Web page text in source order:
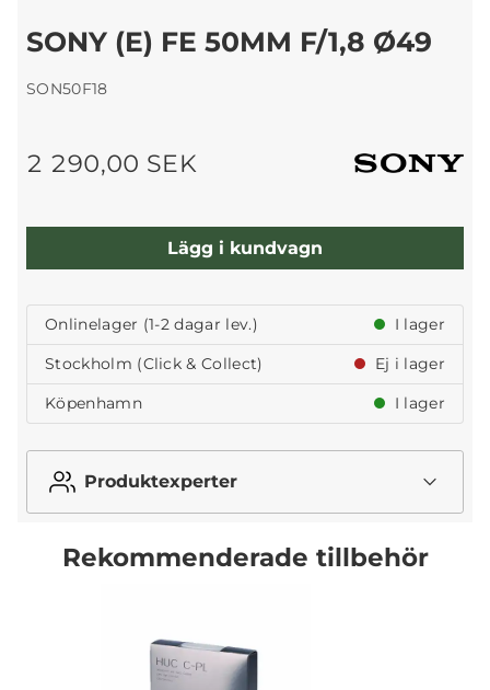
SONY (E) FE 50MM F/1,8 Ø49
SON50F18
2 290,00 SEK
Lägg i kundvagn
Onlinelager (1-2 dagar lev.)
I lager
Stockholm (Click & Collect)
Ej i lager
Köpenhamn
I lager
Produktexperter
Rekommenderade tillbehör